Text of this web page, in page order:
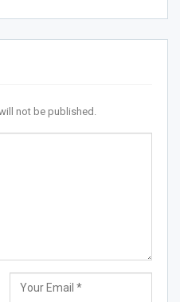
not be published.